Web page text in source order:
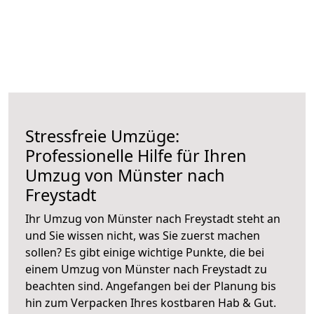
Stressfreie Umzüge:
Professionelle Hilfe für Ihren
Umzug von Münster nach
Freystadt
Ihr Umzug von Münster nach Freystadt steht an
und Sie wissen nicht, was Sie zuerst machen
sollen? Es gibt einige wichtige Punkte, die bei
einem Umzug von Münster nach Freystadt zu
beachten sind. Angefangen bei der Planung bis
hin zum Verpacken Ihres kostbaren Hab & Gut.